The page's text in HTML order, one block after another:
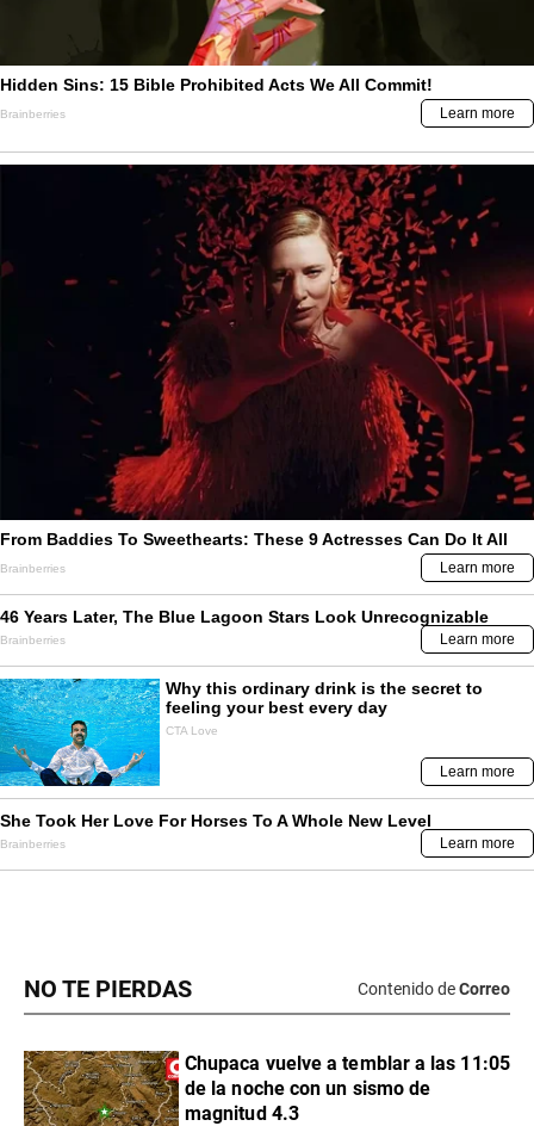
NO TE PIERDAS Contenido deCorreo
Chupaca vuelve a temblar a las 11:05
de la noche con un sismo de
magnitud 4.3